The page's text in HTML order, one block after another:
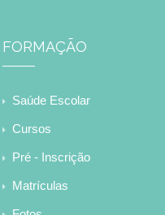
FORMAÇÃO
Saúde Escolar
Cursos
Pré - Inscrição
Matrículas